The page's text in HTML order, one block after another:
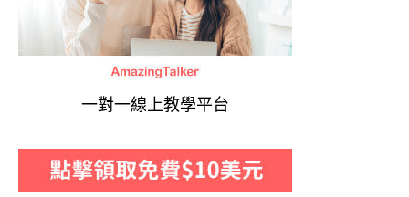
一對一線上教學平台